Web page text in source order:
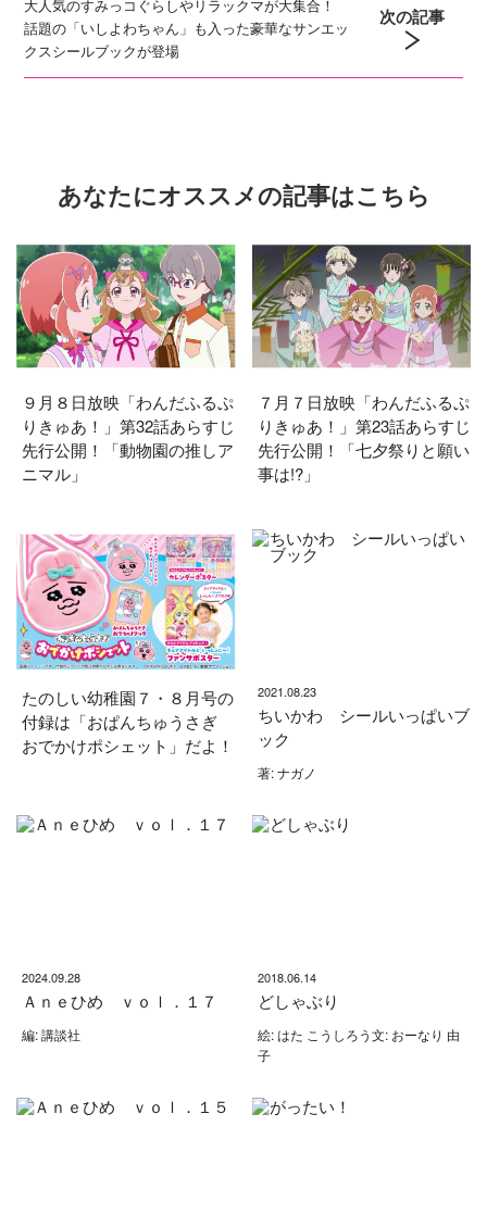
大人気のすみっコぐらしやリラックマが大集合！
話題の「いしよわちゃん」も入った豪華なサンエッ
クスシールブックが登場
次の記事
あなたにオススメの記事はこちら
９月８日放映「わんだふるぷ
りきゅあ！」第32話あらすじ
先行公開！「動物園の推しア
ニマル」
７月７日放映「わんだふるぷ
りきゅあ！」第23話あらすじ
先行公開！「七夕祭りと願い
事は!?」
たのしい幼稚園７・８月号の
付録は「おぱんちゅうさぎ
おでかけポシェット」だよ！
2021.08.23
ちいかわ シールいっぱいブ
ック
著: ナガノ
2024.09.28
Ａｎｅひめ ｖｏｌ．１７
編: 講談社
2018.06.14
どしゃぶり
絵: はた こうしろう文: おーなり 由
子